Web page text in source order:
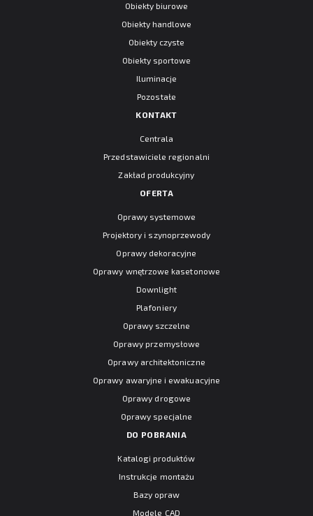
Obiekty biurowe
Obiekty handlowe
Obiekty czyste
Obiekty sportowe
Iluminacje
Pozostałe
KONTAKT
Centrala
Przedstawiciele regionalni
Zakład produkcyjny
OFERTA
Oprawy systemowe
Projektory i szynoprzewody
Oprawy dekoracyjne
Oprawy wnętrzowe kasetonowe
Downlight
Plafoniery
Oprawy szczelne
Oprawy przemysłowe
Oprawy architektoniczne
Oprawy awaryjne i ewakuacyjne
Oprawy drogowe
Oprawy specjalne
DO POBRANIA
Katalogi produktów
Instrukcje montażu
Bazy opraw
Modele CAD